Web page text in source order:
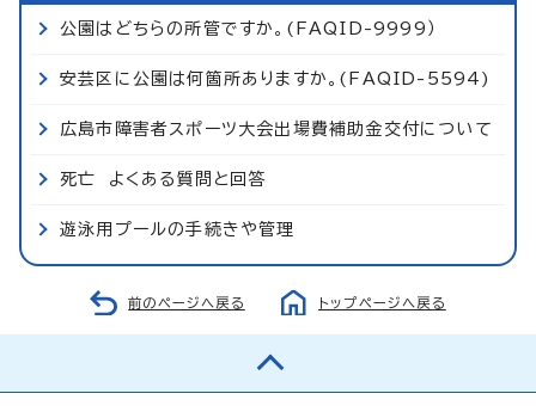
公園はどちらの所管ですか。(FAQID-9999）
安芸区に公園は何箇所ありますか。(FAQID-5594)
広島市障害者スポーツ大会出場費補助金交付について
死亡 よくある質問と回答
遊泳用プールの手続きや管理
前のページへ戻る トップページへ戻る